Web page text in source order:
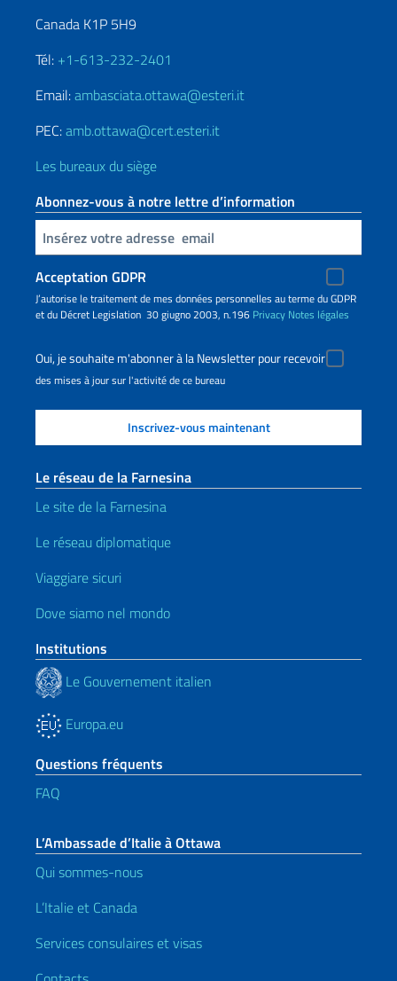
Canada K1P 5H9
Tél: +1-613-232-2401
Email:ambasciata.ottawa@esteri.it
PEC:amb.ottawa@cert.esteri.it
Les bureaux du siège
Abonnez-vous à notre lettre d’information
Insert your email
Acceptation GDPR
J’autorise le traitement de mes données personnelles au terme du GDPR
et du Décret Legislation 30 giugno 2003, n.196 Privacy Notes légales
Oui, je souhaite m'abonner à la Newsletter pour recevoir
des mises à jour sur l'activité de ce bureau
Le réseau de la Farnesina
Le site de la Farnesina
Le réseau diplomatique
Viaggiare sicuri
Dove siamo nel mondo
Institutions
Le Gouvernement italien
Europa.eu
Questions fréquents
FAQ
L’Ambassade d’Italie à Ottawa
Qui sommes-nous
L’Italie et Canada
Services consulaires et visas